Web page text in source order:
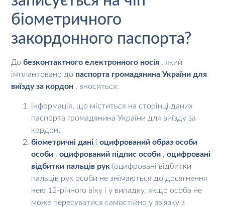
біометричного
закордонного паспорта?
Добезконтактного електронного носія , який
імплантовано до паспорта громадянина України для
виїзду за кордон , вноситься:
інформація, що міститься на сторінці даних
паспорта громадянина України для виїзду за
кордон;
біометричні дані (оцифрований образ особи
особи ,оцифрований підпис особи ,оцифровані
відбитки пальців рук (оцифровані відбитки
пальців рук особи не знімаються до досягнення
нею 12-річного віку і у випадку, якщо особа не
може пересуватися самостійно у зв’язку з